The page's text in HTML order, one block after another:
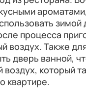
зимой
процесса
воздух. Также
дверь ванной,
который
квартире.